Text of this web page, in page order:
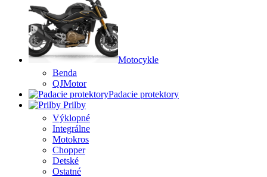
Motocykle
Benda
QJMotor
Padacie protektory
Prilby
Výklopné
Integrálne
Motokros
Chopper
Detské
Ostatné